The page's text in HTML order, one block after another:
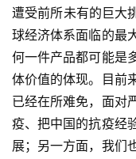
遭受前所未有的巨大
球经济体系面临的最
何一件产品都可能是
体价值的体现。目前
已经在所难免，面对
疫、把中国的抗疫经
展；另一方面，我们